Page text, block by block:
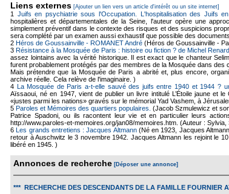
Liens externes [Ajouter un lien vers un article d'intérêt ou un site internet]
1 Juifs en psychiatrie sous l'Occupation. L'hospitalisation des Juifs
hospitalières et départementales de la Seine, l'auteur opère une
simplement préventif dans le contexte des risques et des suspicions
sera complété par un examen aussi exhaustif que possible des
2 Héros de Goussainville - ROMANET André (Héros de Goussainville -
3Résistance à la Mosquée de Paris : histoire ou fiction ? de Michel Renard
assez lointains avec la vérité historique. Il est exact que le chanteur
furent probablement protégés par des membres de la Mosquée dans des
Mais prétendre que la Mosquée de Paris a abrité et, plus encore,
archive réelle. Cela relève de l'imaginaire. )
4 La Mosquée de Paris a-t-elle sauvé des juifs entre 1940 et 1944 ?
Aïssaoui, né en 1947, vient de publier un livre intitulé L’Étoile jaune et
«justes parmi les nations» gravés sur le mémorial Yad Vashem, à
5 Paroles et Mémoires des quartiers populaires. (Jacob Szmulewicz et
Patrice Spadoni, ou ils racontent leur vie et en particulier leurs
http://www.paroles-et-memoires.org/jan08/memoires.htm. (Auteur :
6Les grands entretiens : Jacques Altmann(Né en 1923, Jacques
retour à Auschwitz le 3 novembre 1942. Jacques Altmann les rejoint le
libéré en 1945. )
Annonces de recherche [Déposer une annonce]
*** RECHERCHE DES DESCENDANTS DE LA FAMILLE FOURNIER